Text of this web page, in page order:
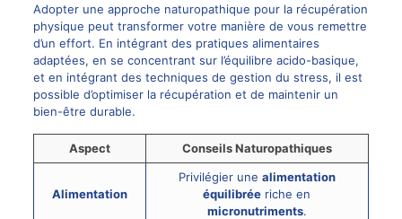
Adopter une approche naturopathique pour la récupération
physique peut transformer votre manière de vous remettre
d’un effort. En intégrant des pratiques alimentaires
adaptées, en se concentrant sur l’équilibre acido-basique,
et en intégrant des techniques de gestion du stress, il est
possible d’optimiser la récupération et de maintenir un
bien-être durable.
Aspect Conseils Naturopathiques
Alimentation
Privilégier une alimentation
équilibrée riche en
micronutriments.